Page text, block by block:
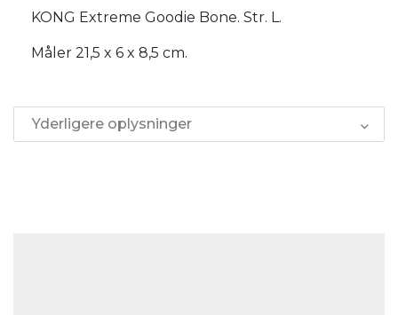
KONG Extreme Goodie Bone. Str. L.
Måler 21,5 x 6 x 8,5 cm.
Yderligere oplysninger